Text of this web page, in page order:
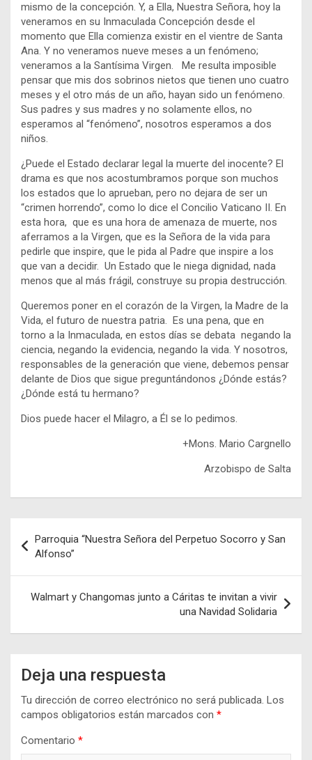
mismo de la concepción. Y, a Ella, Nuestra Señora, hoy la
veneramos en su Inmaculada Concepción desde el
momento que Ella comienza existir en el vientre de Santa
Ana. Y no veneramos nueve meses a un fenómeno;
veneramos a la Santísima Virgen. Me resulta imposible
pensar que mis dos sobrinos nietos que tienen uno cuatro
meses y el otro más de un año, hayan sido un fenómeno.
Sus padres y sus madres y no solamente ellos, no
esperamos al “fenómeno”, nosotros esperamos a dos
niños.
¿Puede el Estado declarar legal la muerte del inocente? El
drama es que nos acostumbramos porque son muchos
los estados que lo aprueban, pero no dejara de ser un
“crimen horrendo”, como lo dice el Concilio Vaticano II. En
esta hora, que es una hora de amenaza de muerte, nos
aferramos a la Virgen, que es la Señora de la vida para
pedirle que inspire, que le pida al Padre que inspire a los
que van a decidir. Un Estado que le niega dignidad, nada
menos que al más frágil, construye su propia destrucción.
Queremos poner en el corazón de la Virgen, la Madre de la
Vida, el futuro de nuestra patria. Es una pena, que en
torno a la Inmaculada, en estos días se debata negando la
ciencia, negando la evidencia, negando la vida. Y nosotros,
responsables de la generación que viene, debemos pensar
delante de Dios que sigue preguntándonos ¿Dónde estás?
¿Dónde está tu hermano?
Dios puede hacer el Milagro, a Él se lo pedimos.
+Mons. Mario Cargnello
Arzobispo de Salta
de
entradas
Parroquia “Nuestra Señora del Perpetuo Socorro y San
Alfonso”
Walmart y Changomas junto a Cáritas te invitan a vivir
una Navidad Solidaria
Deja una respuesta
Tu dirección de correo electrónico no será publicada. Los
campos obligatorios están marcados con *
Comentario *